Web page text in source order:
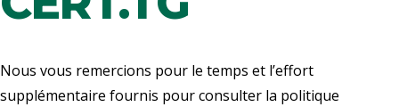
Nous vous remercions pour le temps et l’effort
supplémentaire fournis pour consulter la politique